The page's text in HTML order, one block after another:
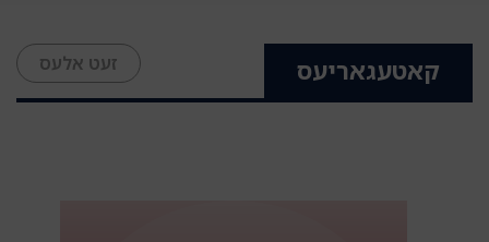
קאטעגאריעס זעט אלעס